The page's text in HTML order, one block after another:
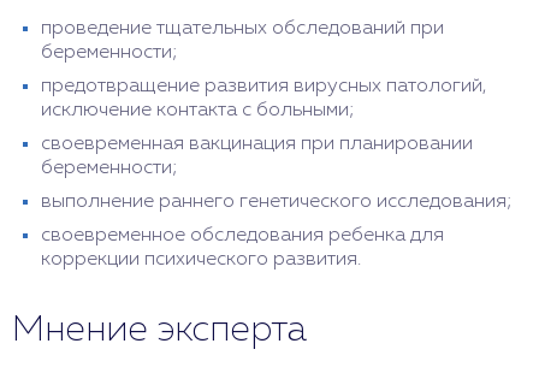
проведение тщательных обследований при
беременности;
предотвращение развития вирусных патологий,
исключение контакта с больными;
своевременная вакцинация при планировании
беременности;
выполнение раннего генетического исследования;
своевременное обследования ребенка для
коррекции психического развития.
Мнение эксперта